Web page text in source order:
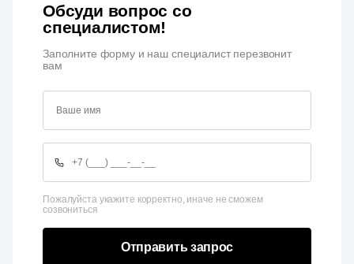
Обсуди вопрос со
специалистом!
Заполните форму и наш специалист перезвонит
вам
Пожалуйста укажите корректно, иначе не сможем
созвониться
Отправить запрос